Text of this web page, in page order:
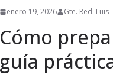
enero 19, 2026 Gte. Red. Luis
Cómo
guía